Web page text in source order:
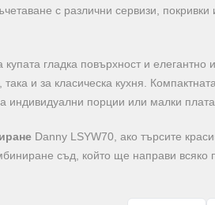
с различни сервизи, покривки
купата гладка повърхност и елегантно
и за класическа кухня.
индивидуални порции или малки плата.
Danny LSYW70, ако търсите
съд, който ще направи всяко